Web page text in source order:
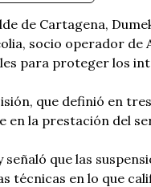
de Cartagena,
socio operador de
para proteger los
que definió en
en la prestación del
señaló que las
técnicas en lo que